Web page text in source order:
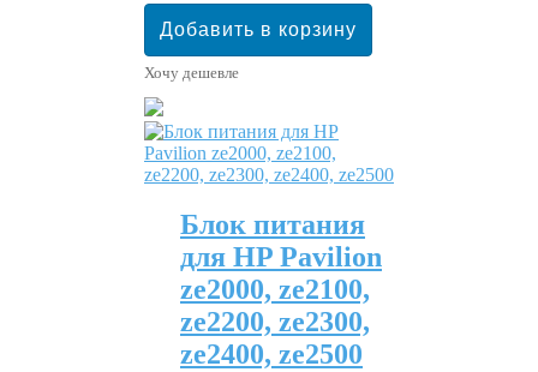
Хочу дешевле
Блок питания
для HP Pavilion
ze2000, ze2100,
ze2200, ze2300,
ze2400, ze2500